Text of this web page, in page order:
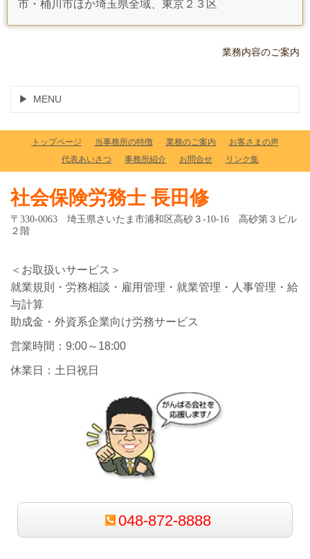
市・桶川市ほか埼玉県全域、東京２３区
業務内容のご案内
MENU
トップページ 当事務所の特徴 業務のご案内
お客さまの声
代表あいさつ
事務所紹介 お問合せ リンク集
社会保険労務士 長田修
〒330-0063 埼玉県さいたま市浦和区高砂３-10-16 高砂第３ビル
２階
＜お取扱いサービス＞
就業規則・労務相談・雇用管理・就業管理・人事管理・給
与計算
助成金・外資系企業向け労務サービス
営業時間：9:00～18:00
休業日：土日祝日
048-872-8888